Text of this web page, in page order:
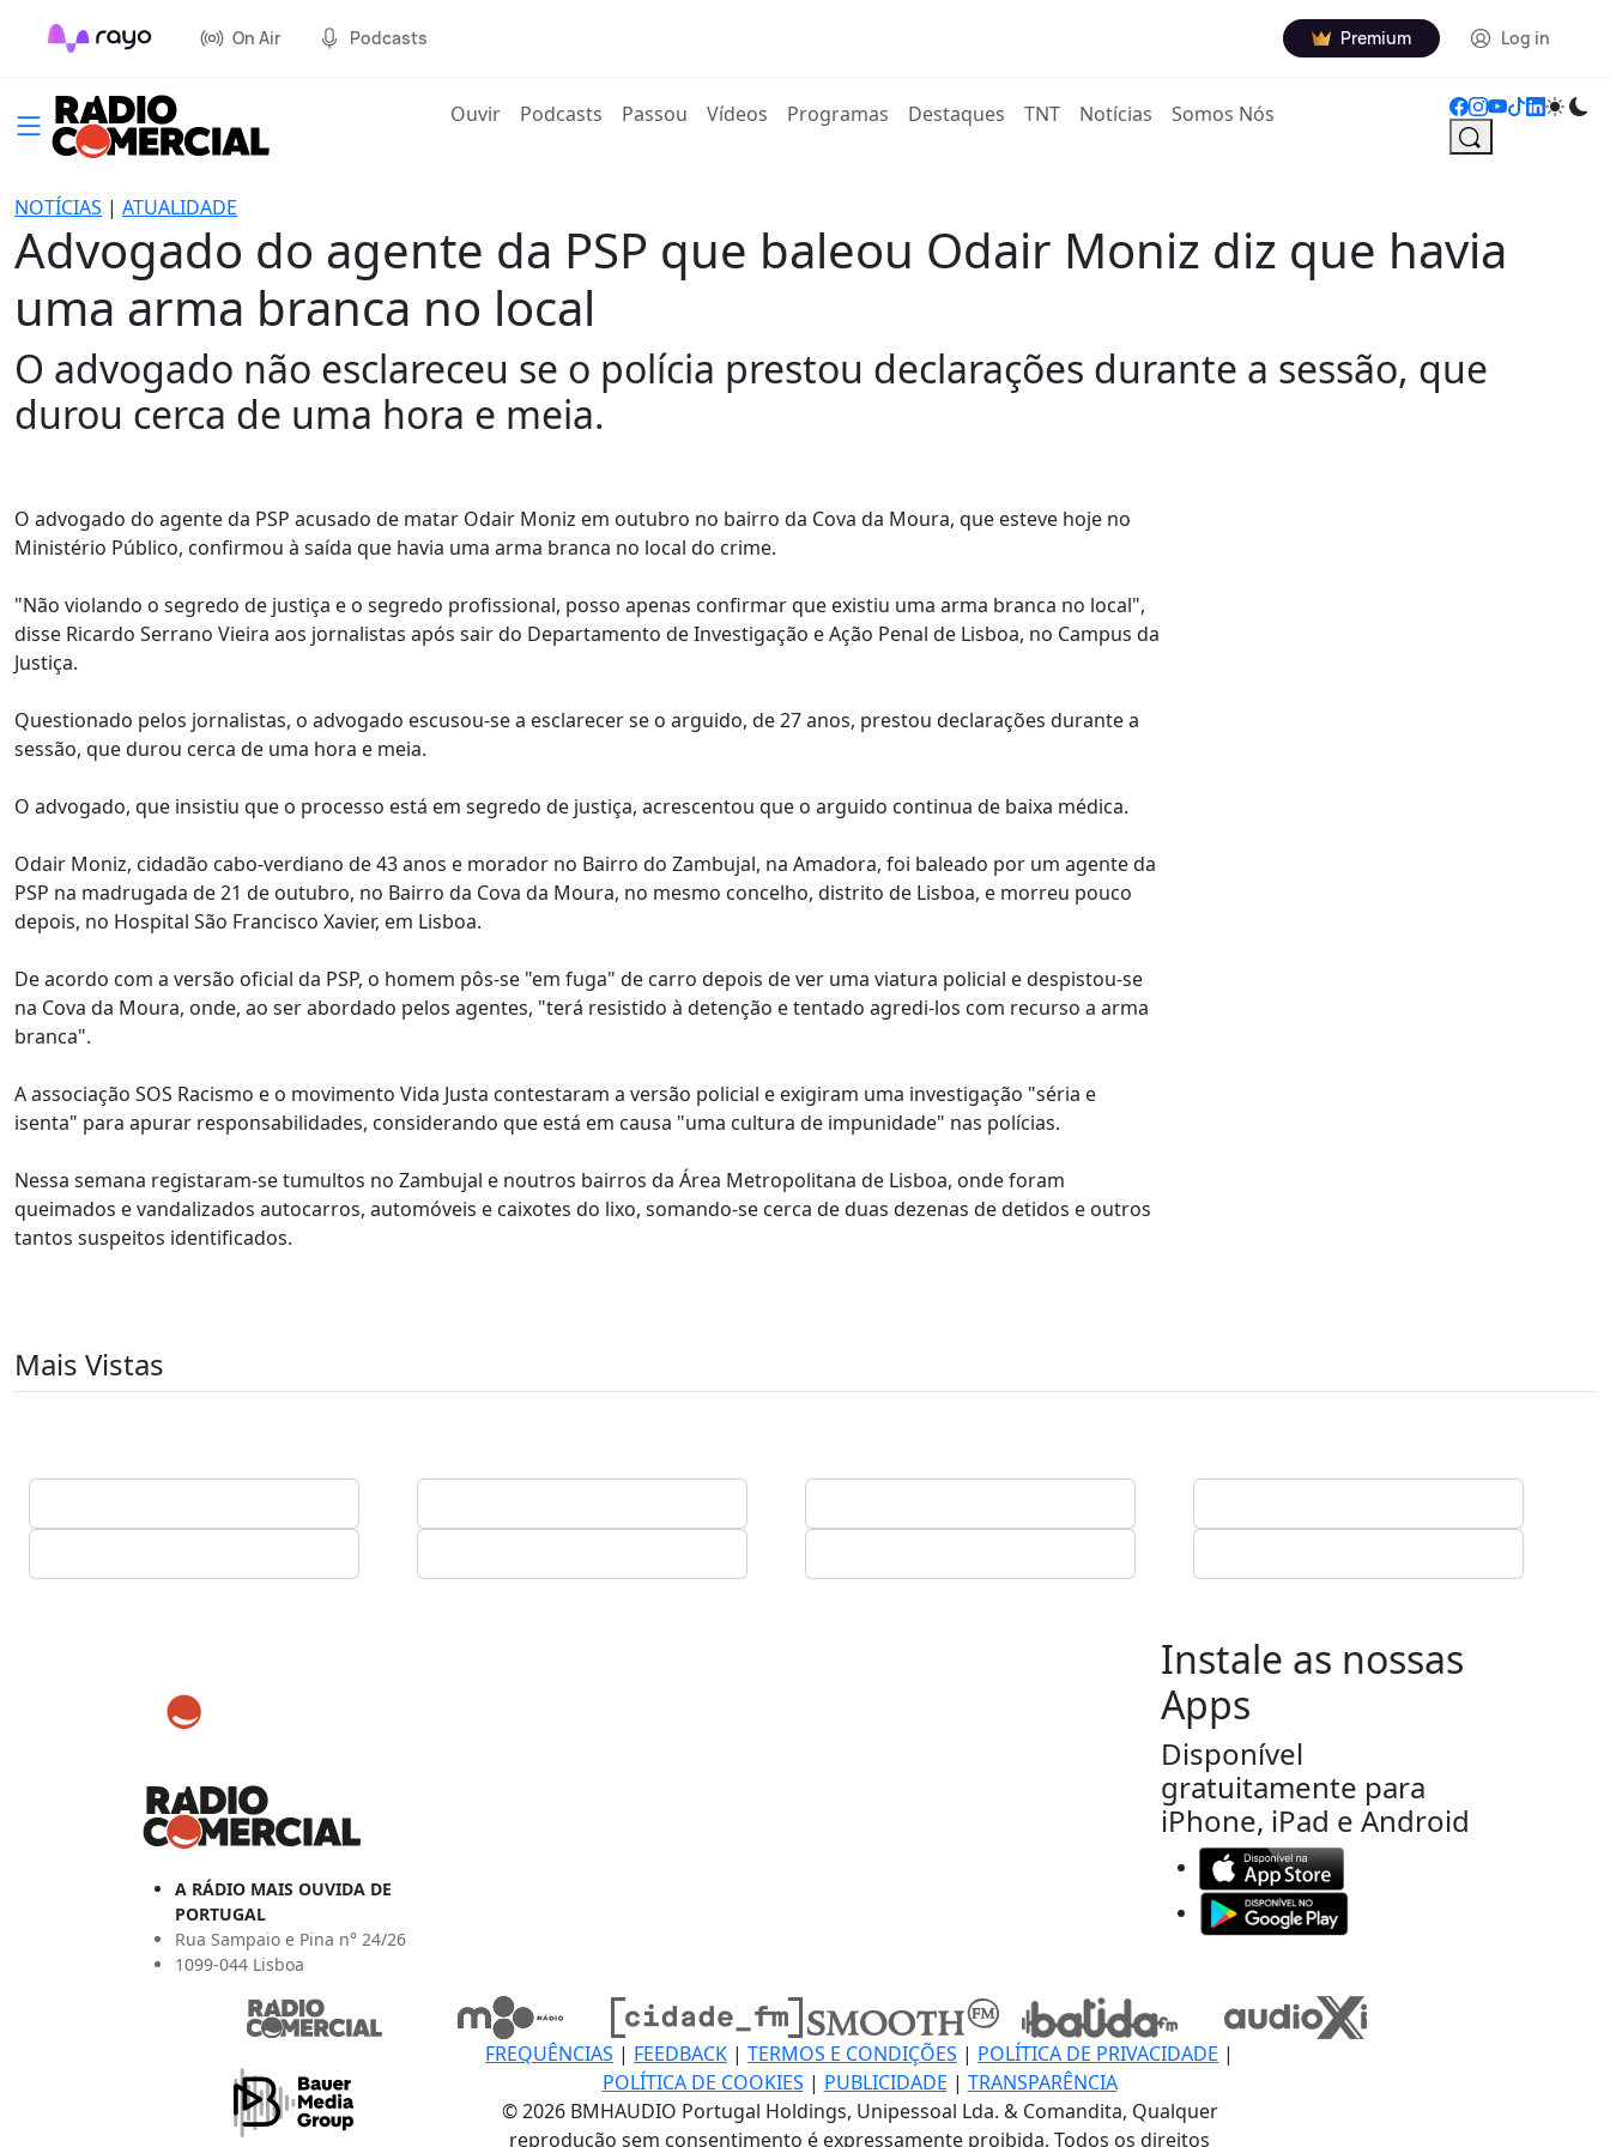
On Air Podcasts Premium Log in
Ouvir(current)
Podcasts Passou Vídeos Programas Destaques TNT Notícias Somos Nós
NOTÍCIAS | ATUALIDADE
Advogado do agente da PSP que baleou Odair Moniz diz que havia
uma arma branca no local
O advogado não esclareceu se o polícia prestou declarações durante a sessão, que
durou cerca de uma hora e meia.
O advogado do agente da PSP acusado de matar Odair Moniz em outubro no bairro da Cova da Moura, que esteve hoje no
Ministério Público, confirmou à saída que havia uma arma branca no local do crime.
"Não violando o segredo de justiça e o segredo profissional, posso apenas confirmar que existiu uma arma branca no local",
disse Ricardo Serrano Vieira aos jornalistas após sair do Departamento de Investigação e Ação Penal de Lisboa, no Campus da
Justiça.
Questionado pelos jornalistas, o advogado escusou-se a esclarecer se o arguido, de 27 anos, prestou declarações durante a
sessão, que durou cerca de uma hora e meia.
O advogado, que insistiu que o processo está em segredo de justiça, acrescentou que o arguido continua de baixa médica.
Odair Moniz, cidadão cabo-verdiano de 43 anos e morador no Bairro do Zambujal, na Amadora, foi baleado por um agente da
PSP na madrugada de 21 de outubro, no Bairro da Cova da Moura, no mesmo concelho, distrito de Lisboa, e morreu pouco
depois, no Hospital São Francisco Xavier, em Lisboa.
De acordo com a versão oficial da PSP, o homem pôs-se "em fuga" de carro depois de ver uma viatura policial e despistou-se
na Cova da Moura, onde, ao ser abordado pelos agentes, "terá resistido à detenção e tentado agredi-los com recurso a arma
branca".
A associação SOS Racismo e o movimento Vida Justa contestaram a versão policial e exigiram uma investigação "séria e
isenta" para apurar responsabilidades, considerando que está em causa "uma cultura de impunidade" nas polícias.
Nessa semana registaram-se tumultos no Zambujal e noutros bairros da Área Metropolitana de Lisboa, onde foram
queimados e vandalizados autocarros, automóveis e caixotes do lixo, somando-se cerca de duas dezenas de detidos e outros
tantos suspeitos identificados.
Mais Vistas
A RÁDIO MAIS OUVIDA DE
PORTUGAL
Rua Sampaio e Pina n° 24/26
1099-044 Lisboa
Instale as nossas
Apps
Disponível
gratuitamente para
iPhone, iPad e Android
FREQUÊNCIAS | FEEDBACK | TERMOS E CONDIÇÕES | POLÍTICA DE PRIVACIDADE |
POLÍTICA DE COOKIES | PUBLICIDADE | TRANSPARÊNCIA
© 2026 BMHAUDIO Portugal Holdings, Unipessoal Lda. & Comandita, Qualquer
reprodução sem consentimento é expressamente proibida. Todos os direitos